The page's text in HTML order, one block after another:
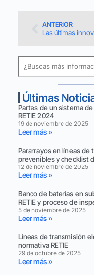
ANTERIOR
Últimas
Partes de un sistema
RETIE 2024
19 de noviembre de 2025
Leer más »
Pararrayos en líneas de
prevenibles y checklist
12 de noviembre de 2025
Leer más »
Banco de baterías en
RETIE y proceso de
5 de noviembre de 2025
Leer más »
Líneas de transmisión
normativa RETIE
29 de octubre de 2025
Leer más »